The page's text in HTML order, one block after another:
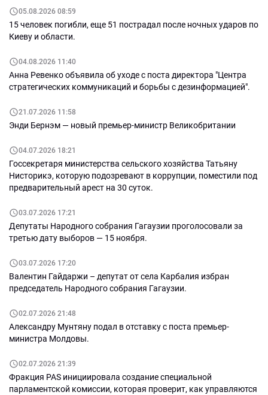
05.08.2026 08:59
15 человек погибли, еще 51 пострадал после ночных ударов по
Киеву и области.
04.08.2026 11:40
Анна Ревенко объявила об уходе с поста директора "Центра
стратегических коммуникаций и борьбы с дезинформацией".
21.07.2026 11:58
Энди Бернэм — новый премьер-министр Великобритании
04.07.2026 18:21
Госсекретаря министерства сельского хозяйства Татьяну
Нисторикэ, которую подозревают в коррупции, поместили под
предварительный арест на 30 суток.
03.07.2026 17:21
Депутаты Народного собрания Гагаузии проголосовали за
третью дату выборов — 15 ноября.
03.07.2026 17:20
Валентин Гайдаржи – депутат от села Карбалия избран
председатель Народного собрания Гагаузии.
02.07.2026 21:48
Александру Мунтяну подал в отставку с поста премьер-
министра Молдовы.
02.07.2026 21:39
Фракция PAS инициировала создание специальной
парламентской комиссии, которая проверит, как управляются